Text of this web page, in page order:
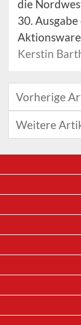
die
30.
Kerstin
Vorherige
Weitere